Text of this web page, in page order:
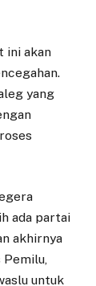
ini akan
yang
ada partai
akhirnya
Pemilu,
untuk